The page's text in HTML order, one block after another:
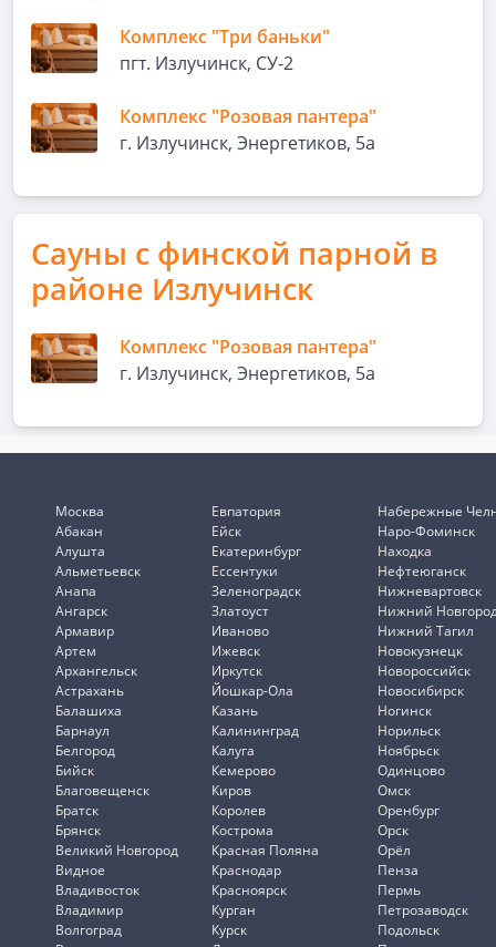
Комплекс "Три баньки"
пгт. Излучинск, СУ-2
Комплекс "Розовая пантера"
г. Излучинск, Энергетиков, 5а
Сауны с финской парной в
районе Излучинск
Комплекс "Розовая пантера"
г. Излучинск, Энергетиков, 5а
Москва
Абакан
Алушта
Альметьевск
Анапа
Ангарск
Армавир
Артем
Архангельск
Астрахань
Балашиха
Барнаул
Белгород
Бийск
Благовещенск
Братск
Брянск
Великий Новгород
Видное
Владивосток
Владимир
Волгоград
Евпатория
Ейск
Екатеринбург
Ессентуки
Зеленоградск
Златоуст
Иваново
Ижевск
Иркутск
Йошкар-Ола
Казань
Калининград
Калуга
Кемерово
Киров
Королев
Кострома
Красная Поляна
Краснодар
Красноярск
Курган
Курск
Набережные
Наро-Фоминск
Находка
Нефтеюганск
Нижневартовск
Нижний
Нижний Тагил
Новокузнецк
Новороссийск
Новосибирск
Ногинск
Норильск
Ноябрьск
Одинцово
Омск
Оренбург
Орск
Орёл
Пенза
Пермь
Петрозаводск
Подольск